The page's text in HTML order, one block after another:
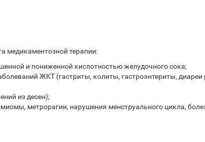
медикаментозной терапии:
и пониженной кислотностью желудочного сока;
ЖКТ (гастриты, колиты, гастроэнтериты, диареи
из десен);
метрорагии, нарушения менструального цикла,